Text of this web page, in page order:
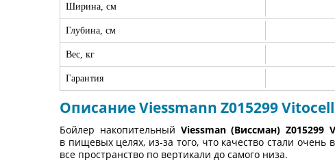
Ширина, см
Глубина, см
Вес, кг
Гарантия
Описание Viessmann Z015299
Бойлер накопительный Viessman (Виссман)Z015299
в пищевых целях, из-за того, что качество стали
все пространство по вертикали до самого низа.